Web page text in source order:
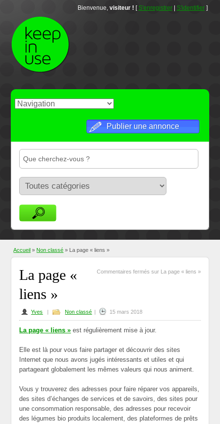
Bienvenue, visiteur ! [ S'enregistrer| S'identifier]
Publier une annonce
Accueil » Non classé » La page « liens »
Commentaires fermés sur La page « liens »
La page «
liens »
Yves | Non classé | 15 mars 2018
La page « liens » est régulièrement mise à jour.
Elle est là pour vous faire partager et découvrir des sites
Internet que nous avons jugés intéressants et utiles et qui
partageant globalement les mêmes valeurs qui nous animent.
Vous y trouverez des adresses pour faire réparer vos appareils,
des sites d’échanges de services et de savoirs, des sites pour
une consommation responsable, des adresses pour recevoir
des légumes bio produits localement, des plateformes de prêts